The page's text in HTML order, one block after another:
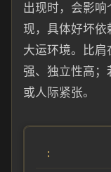
出现时，会影
现，具体好坏依
大运环境。比
强、独立性高
或人际紧张。